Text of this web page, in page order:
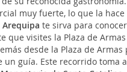
muy fuerte, lo que la
Arequipa te sirva para
que visites la Plaza de
desde la Plaza de
guía. Este recorrido toma